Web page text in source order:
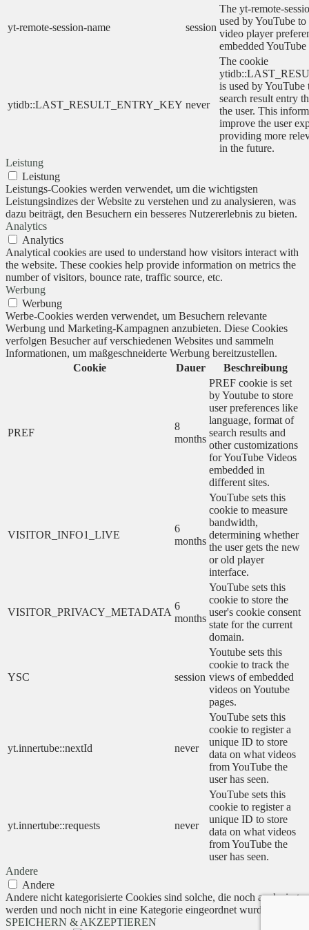
yt-remote-session-name session
The yt-remote-
used by YouTube to
video player
embedded
ytidb::LAST_RESULT_ENTRY_KEY never
The cookie
is used by YouTube
search result entry
the user. This
improve the user
providing more
in the future.
Leistung
Leistung
Leistungs-Cookies werden verwendet, um die wichtigsten
Leistungsindizes der Website zu verstehen und zu analysieren, was
dazu beiträgt, den Besuchern ein besseres Nutzererlebnis zu bieten.
Analytics
Analytics
Analytical cookies are used to understand how visitors interact with
the website. These cookies help provide information on metrics the
number of visitors, bounce rate, traffic source, etc.
Werbung
Werbung
Werbe-Cookies werden verwendet, um Besuchern relevante
Werbung und Marketing-Kampagnen anzubieten. Diese Cookies
verfolgen Besucher auf verschiedenen Websites und sammeln
Informationen, um maßgeschneiderte Werbung bereitzustellen.
Cookie
Dauer Beschreibung
PREF
8
months
PREF cookie is set
by Youtube to store
user preferences like
language, format of
search results and
other customizations
for YouTube Videos
embedded in
different sites.
VISITOR_INFO1_LIVE
6
months
YouTube sets this
cookie to measure
bandwidth,
determining whether
the user gets the new
or old player
interface.
VISITOR_PRIVACY_METADATA
6
months
YouTube sets this
cookie to store the
user's cookie consent
state for the current
domain.
YSC session
Youtube sets this
cookie to track the
views of embedded
videos on Youtube
pages.
yt.innertube::nextId never
YouTube sets this
cookie to register a
unique ID to store
data on what videos
from YouTube the
user has seen.
yt.innertube::requests never
YouTube sets this
cookie to register a
unique ID to store
data on what videos
from YouTube the
user has seen.
Andere
Andere
Andere nicht kategorisierte Cookies sind solche, die noch analysiert
werden und noch nicht in eine Kategorie eingeordnet wurden.
SPEICHERN & AKZEPTIEREN